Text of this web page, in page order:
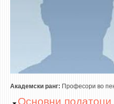
WATERBRIDGING
AIR QUALITY MODELLING
АКТИ
Академски ранг: Професори во
Hide
Основни податоци